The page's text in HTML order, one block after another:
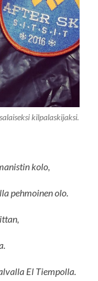
kilpalaskijaksi.
kolo,
pehmoinen olo.
El Tiempolla.